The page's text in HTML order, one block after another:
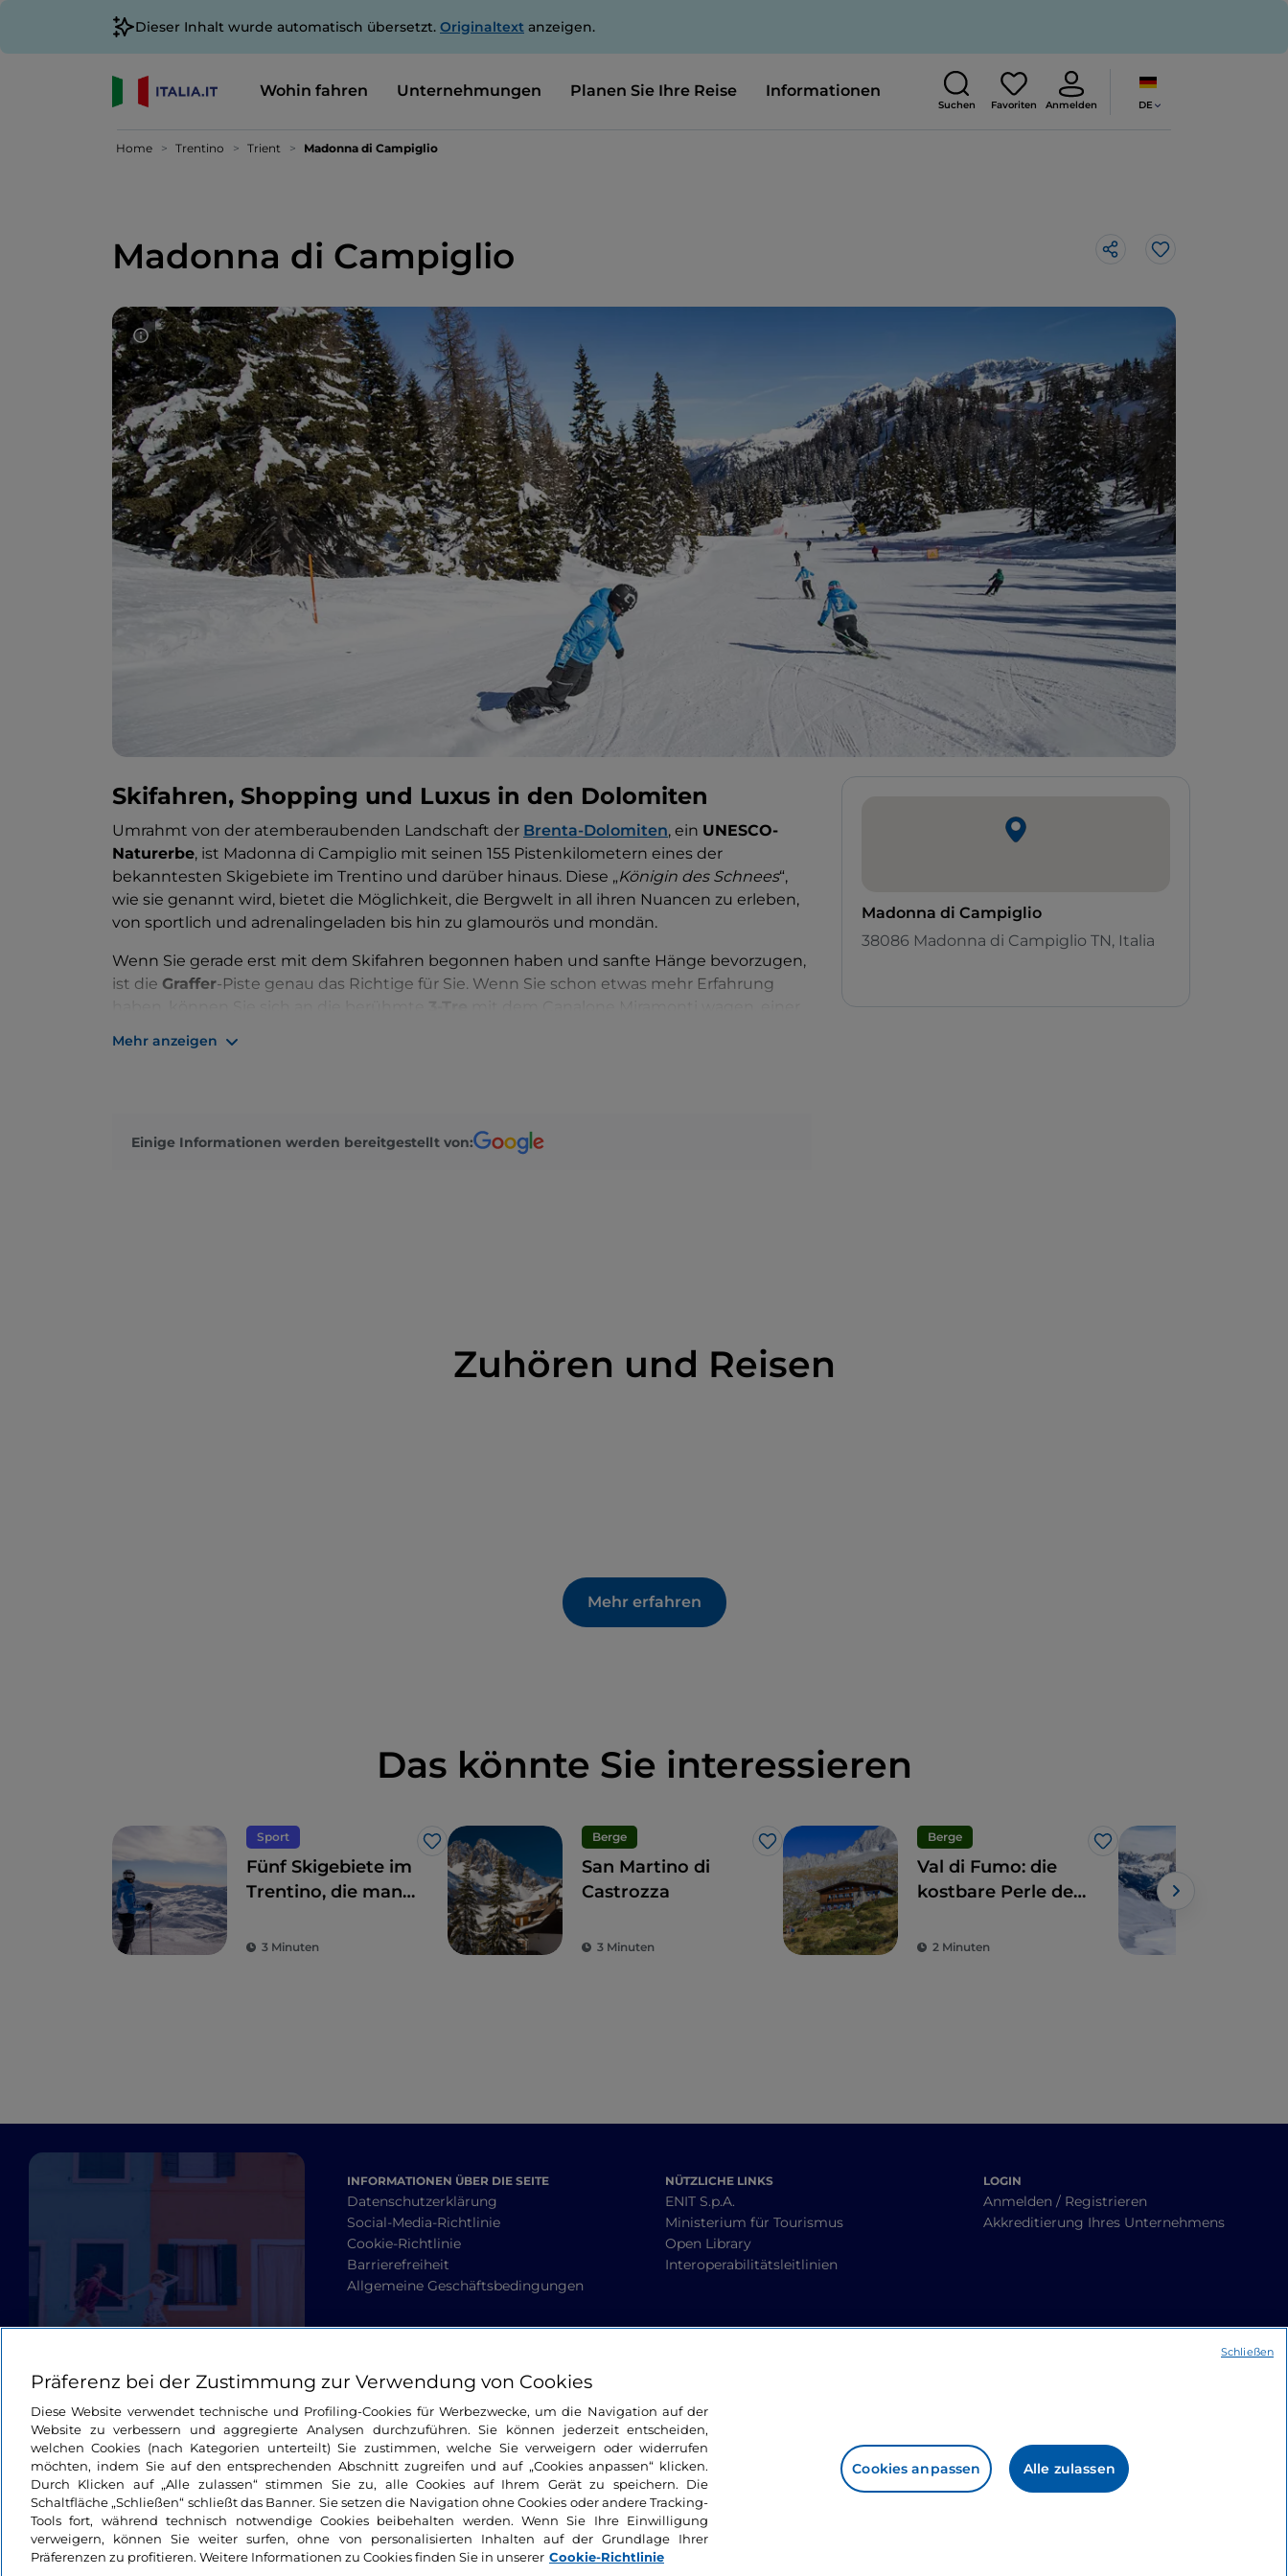
Dieser Inhalt wurde automatisch übersetzt. Originaltext anzeigen.
Wohin fahren Unternehmungen Planen Sie Ihre Reise Informationen
Suchen Favoriten Anmelden DE
Home Trentino Trient Madonna di Campiglio
Madonna di Campiglio Like
Skifahren, Shopping und Luxus in den Dolomiten
Umrahmt von der atemberaubenden Landschaft der Brenta-Dolomiten, ein UNESCO-
Naturerbe, ist Madonna di Campiglio mit seinen 155 Pistenkilometern eines der
bekanntesten Skigebiete im Trentino und darüber hinaus. Diese „Königin des Schnees“,
wie sie genannt wird, bietet die Möglichkeit, die Bergwelt in all ihren Nuancen zu erleben,
von sportlich und adrenalingeladen bis hin zu glamourös und mondän.
Wenn Sie gerade erst mit dem Skifahren begonnen haben und sanfte Hänge bevorzugen,
ist die Graffer-Piste genau das Richtige für Sie. Wenn Sie schon etwas mehr Erfahrung
Skifahrer hingegen können sich in halsbrecherischem Tempo die Spinale Direttissima
können auch eine erholsame Schneeschuhwanderung
allem, wenn er im ehemaligen Jagdschloss von Kaiser Franz Joseph stattfindet, das heute
in einen Club umgewandelt wurde und der angesagteste Treffpunkt der Gegend ist.
Mehr anzeigen
Einige Informationen werden bereitgestellt von:
Madonna di Campiglio
38086 Madonna di Campiglio TN, Italia
Zuhören und Reisen
Mehr erfahren
Das könnte Sie interessieren
Sport
Like
Fünf Skigebiete im
Trentino, die man
entgehen lassen
3 Minuten
Berge
Like
San Martino di
Castrozza
3 Minuten
Berge
Like
Val di Fumo: die
kostbare Perle des
Trentino
2 Minuten
INFORMATIONEN ÜBER DIE SEITE
Datenschutzerklärung
Social-Media-Richtlinie
Cookie-Richtlinie
Barrierefreiheit
Allgemeine Geschäftsbedingungen
NÜTZLICHE LINKS
ENIT S.p.A.
Ministerium für Tourismus
Open Library
Interoperabilitätsleitlinien
LOGIN
Anmelden / Registrieren
Akkreditierung Ihres Unternehmens
Präferenz bei der Zustimmung zur Verwendung von Cookies
Diese Website verwendet technische und Profiling-Cookies für Werbezwecke, um die Navigation auf der
Website zu verbessern und aggregierte Analysen durchzuführen. Sie können jederzeit entscheiden,
welchen Cookies (nach Kategorien unterteilt) Sie zustimmen, welche Sie verweigern oder widerrufen
möchten, indem Sie auf den entsprechenden Abschnitt zugreifen und auf „Cookies anpassen“ klicken.
Durch Klicken auf „Alle zulassen“ stimmen Sie zu, alle Cookies auf Ihrem Gerät zu speichern. Die
Schaltfläche „Schließen“ schließt das Banner. Sie setzen die Navigation ohne Cookies oder andere Tracking-
Tools fort, während technisch notwendige Cookies beibehalten werden. Wenn Sie Ihre Einwilligung
verweigern, können Sie weiter surfen, ohne von personalisierten Inhalten auf der Grundlage Ihrer
Präferenzen zu profitieren. Weitere Informationen zu Cookies finden Sie in unserer Cookie-Richtlinie
Cookies anpassen Alle zulassen
Schließen